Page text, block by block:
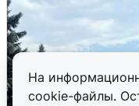
На
cookie-файлы.